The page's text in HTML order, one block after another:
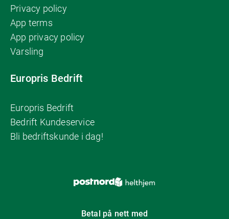
Privacy policy
App terms
App privacy policy
Varsling
Europris Bedrift
Europris Bedrift
Bedrift Kundeservice
Bli bedriftskunde i dag!
Betal på nett med